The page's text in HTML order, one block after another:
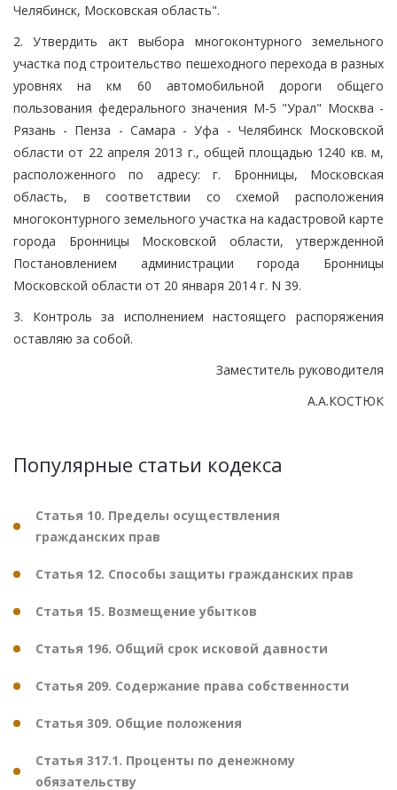
Челябинск, Московская область".
2. Утвердить акт выбора многоконтурного земельного
участка под строительство пешеходного перехода в разных
уровнях на км 60 автомобильной дороги общего
пользования федерального значения М-5 "Урал" Москва -
Рязань - Пенза - Самара - Уфа - Челябинск Московской
области от 22 апреля 2013 г., общей площадью 1240 кв. м,
расположенного по адресу: г. Бронницы, Московская
область, в соответствии со схемой расположения
многоконтурного земельного участка на кадастровой карте
города Бронницы Московской области, утвержденной
Постановлением администрации города Бронницы
Московской области от 20 января 2014 г. N 39.
3. Контроль за исполнением настоящего распоряжения
оставляю за собой.
Заместитель руководителя
А.А.КОСТЮК
Популярные статьи кодекса
Статья 10. Пределы осуществления
гражданских прав
Статья 12. Способы защиты гражданских прав
Статья 15. Возмещение убытков
Статья 196. Общий срок исковой давности
Статья 209. Содержание права собственности
Статья 309. Общие положения
Статья 317.1. Проценты по денежному
обязательству